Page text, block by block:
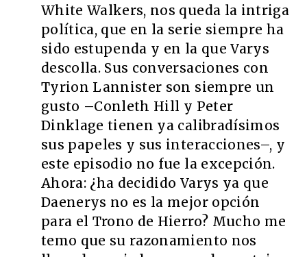
White Walkers, nos queda la intriga
política, que en la serie siempre ha
sido estupenda y en la que Varys
descolla. Sus conversaciones con
Tyrion Lannister son siempre un
gusto –Conleth Hill y Peter
Dinklage tienen ya calibradísimos
sus papeles y sus interacciones–, y
este episodio no fue la excepción.
Ahora: ¿ha decidido Varys ya que
Daenerys no es la mejor opción
para el Trono de Hierro? Mucho me
temo que su razonamiento nos